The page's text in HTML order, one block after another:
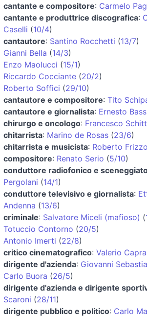
cantante e compositore: Carmelo
cantante e produttrice discografica:
Caselli (10/4)
cantautore: Santino Rocchetti (13/7)
Gianni Bella (14/3)
Enzo Maolucci (15/1)
Riccardo Cocciante (20/2)
Roberto Soffici (29/10)
cantautore e compositore: Tito
cantautore e giornalista: Ernesto
chirurgo e oncologo: Francesco
chitarrista: Marino de Rosas (23/6)
chitarrista e musicista: Roberto Frizzo
compositore: Renato Serio (5/10)
conduttore radiofonico e
Pergolani (14/1)
conduttore televisivo e giornalista:
Andenna (13/6)
criminale: Salvatore Miceli (mafioso) (
Totuccio Contorno (20/5)
Antonio Imerti (22/8)
critico cinematografico: Valerio
dirigente d'azienda: Giovanni
Carlo Buora (26/5)
dirigente d'azienda e dirigente
Scaroni (28/11)
dirigente pubblico e politico: Carlo